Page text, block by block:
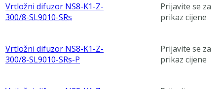
Vrtložni difuzor NS8-K1-Z-
300/8-SL9010-SRs
Prijavite se za
prikaz cijene
Vrtložni difuzor NS8-K1-Z-
300/8-SL9010-SRs-P
Prijavite se za
prikaz cijene